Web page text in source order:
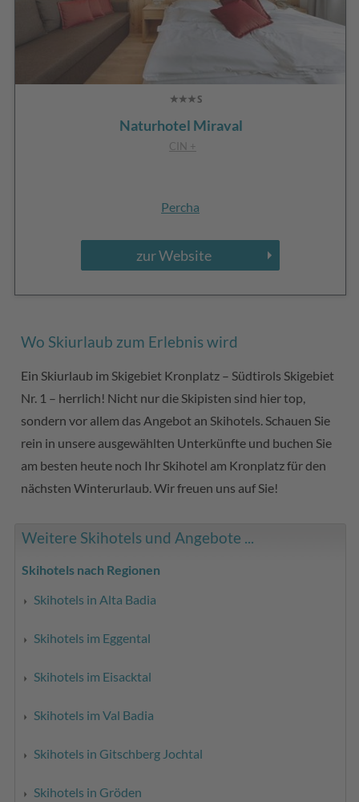
Naturhotel Miraval
CIN +
Percha
zur Website
Wo Skiurlaub zum Erlebnis wird
Ein Skiurlaub im Skigebiet Kronplatz – Südtirols Skigebiet
Nr. 1 – herrlich! Nicht nur die Skipisten sind hier top,
sondern vor allem das Angebot an Skihotels. Schauen Sie
rein in unsere ausgewählten Unterkünfte und buchen Sie
am besten heute noch Ihr Skihotel am Kronplatz für den
nächsten Winterurlaub. Wir freuen uns auf Sie!
Weitere Skihotels und Angebote ...
Skihotels nach Regionen
Skihotels in Alta Badia
Skihotels im Eggental
Skihotels im Eisacktal
Skihotels im Val Badia
Skihotels in Gitschberg Jochtal
Skihotels in Gröden